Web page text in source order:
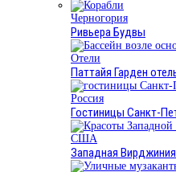
Черногория
Ривьера Будвы
Отели
Паттайя Гарден
Россия
Гостиницы Санкт-
США
Западная